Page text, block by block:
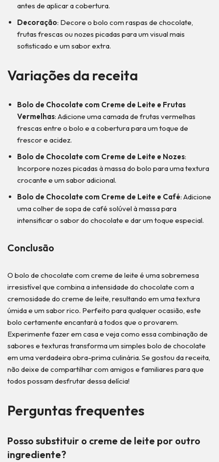
antes de aplicar a cobertura.
Decoração: Decore o bolo com raspas de chocolate,
frutas frescas ou nozes picadas para um visual mais
sofisticado e um sabor extra.
Variações da receita
Bolo de Chocolate com Creme de Leite e Frutas
Vermelhas: Adicione uma camada de frutas vermelhas
frescas entre o bolo e a cobertura para um toque de
frescor e acidez.
Bolo de Chocolate com Creme de Leite e Nozes:
Incorpore nozes picadas à massa do bolo para uma textura
crocante e um sabor adicional.
Bolo de Chocolate com Creme de Leite e Café: Adicione
uma colher de sopa de café solúvel à massa para
intensificar o sabor do chocolate e dar um toque especial.
Conclusão
O bolo de chocolate com creme de leite é uma sobremesa
irresistível que combina a intensidade do chocolate com a
cremosidade do creme de leite, resultando em uma textura
úmida e um sabor rico. Perfeito para qualquer ocasião, este
bolo certamente encantará a todos que o provarem.
Experimente fazer em casa e veja como essa combinação de
sabores e texturas transforma um simples bolo de chocolate
em uma verdadeira obra-prima culinária. Se gostou da receita,
não deixe de compartilhar com amigos e familiares para que
todos possam desfrutar dessa delícia!
Perguntas frequentes
Posso substituir o creme de leite por outro
ingrediente?